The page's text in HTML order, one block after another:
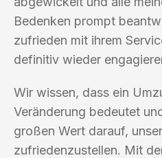
Bedenken prompt
zufrieden mit ihrem
definitiv wieder
Wir wissen, dass ein
Veränderung bedeutet
großen Wert darauf,
zufriedenzustellen. Mit